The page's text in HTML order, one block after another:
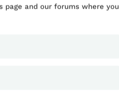
page and our forums where you